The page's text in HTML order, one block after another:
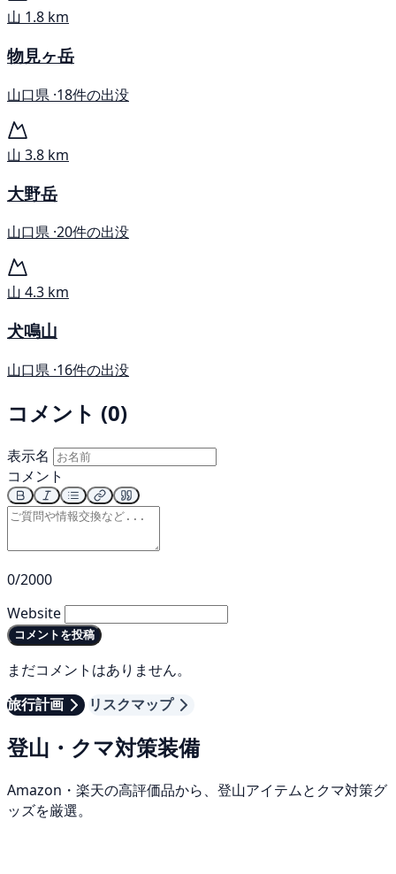
山 1.8 km
物見ヶ岳
山口県 ·18件の出没
山 3.8 km
大野岳
山口県 ·20件の出没
山 4.3 km
犬鳴山
山口県 ·16件の出没
コメント (0)
表示名
コメント
0/2000
Website
コメントを投稿
まだコメントはありません。
旅行計画
リスクマップ
登山・クマ対策装備
Amazon・楽天の高評価品から、登山アイテムとクマ対策グ
ッズを厳選。